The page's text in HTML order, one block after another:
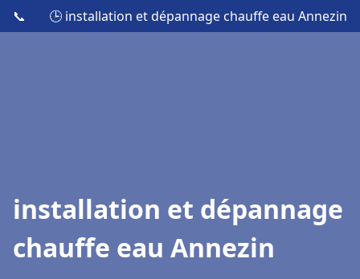
📞 🕒 installation et dépannage chauffe eau Annezin
installation et dépannage
chauffe eau Annezin